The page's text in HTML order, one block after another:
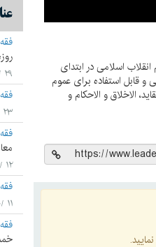
اسلامی در ابتدای
قابل استفاده برای عموم
الاخلاق و الاحکام و
۲۹ /بهمن/ ۱۴۰۴
۲۳ /شهریور/ ۱۴۰۴
۱۲ /مرداد/ ۱۴۰۴
۱۱ /خرداد/ ۱۴۰۴